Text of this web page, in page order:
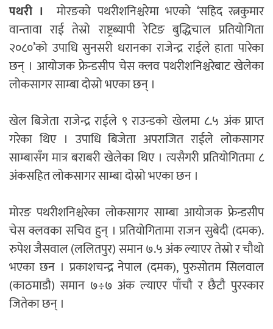
पथरी ।
मोरङको पथरीशनिश्चरेमा भएको ‘सहिद रत्नकुमार
वान्तावा राई तेस्रो राष्ट्रब्यापी रेटिङ बुद्धिचाल प्रतियोगिता
२०८०’को उपाधि सुनसरी धरानका राजेन्द्र राईले हाता पारेका
छन् । आयोजक फ्रेन्डसीप चेस क्लव पथरीशनिश्चरेबाट खेलेका
लोकसागर साम्बा दोस्रो भएका छन् ।
खेल बिजेता राजेन्द्र राईले ९ राउन्डको खेलमा ८.५ अंक प्राप्त
गरेका थिए । उपाधि बिजेता अपराजित राईले लोकसागर
साम्बासँग मात्र बराबरी खेलेका थिए । त्यसैगरी प्रतियोगितमा ८
अंकसहित लोकसागर साम्बा दोस्रो भएका छन ।
मोरङ पथरीशनिश्चरेका लोकसागर साम्बा आयोजक फ्रेन्डसीप
चेस क्लवका सचिव हुन् । प्रतियोगितामा राजन सुबेदी (दमक).
रुपेश जैसवाल (ललितपुर) समान ७.५ अंक ल्याएर तेस्रो र चौथो
भएका छन । प्रकाशचन्द्र नेपाल (दमक), पुरुसोतम सिलवाल
(काठमाडौ) समान ७÷७ अंक ल्याएर पाँचौ र छैटौ पुरस्कार
जितेका छन् ।